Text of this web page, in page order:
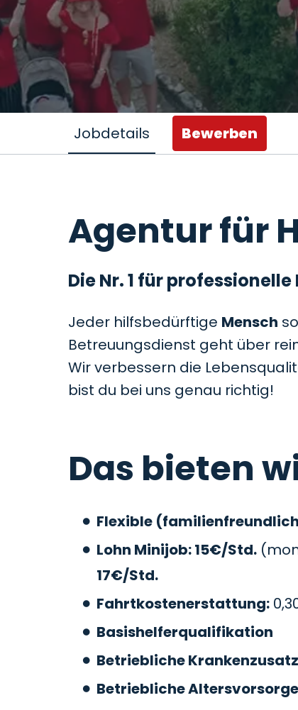
Jobdetails Bewerben
Agentur für
Die Nr. 1 für
Jeder hilfsbedürftige Mensch
Betreuungsdienst geht über
Wir verbessern die
bist du bei uns genau richtig!
Das bieten
Flexible
Lohn Minijob: 15€/Std.
17€/Std.
Fahrtkostenerstattung:
Basishelferqualifikation
Betriebliche
Betriebliche